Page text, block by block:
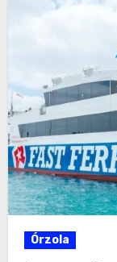
Órzola